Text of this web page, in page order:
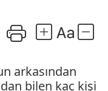
arkasından
bilen kaç kişi